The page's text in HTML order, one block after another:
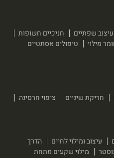
עיצוב ומילוי לחיים
הדרך
מילוי שקעים מתחת
חריקת שיניים ציפוי חרסינה
עיצוב שפתיים
חניכיים חשופות
מילוי
טיפולים אסתטיים